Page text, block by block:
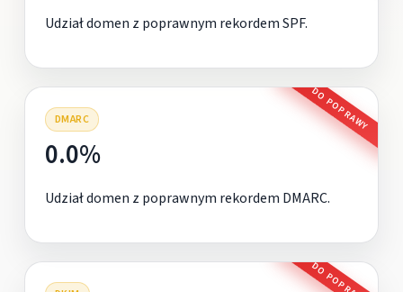
Udział domen z poprawnym rekordem SPF.
DMARC DO POPRAWY
0.0%
Udział domen z poprawnym rekordem DMARC.